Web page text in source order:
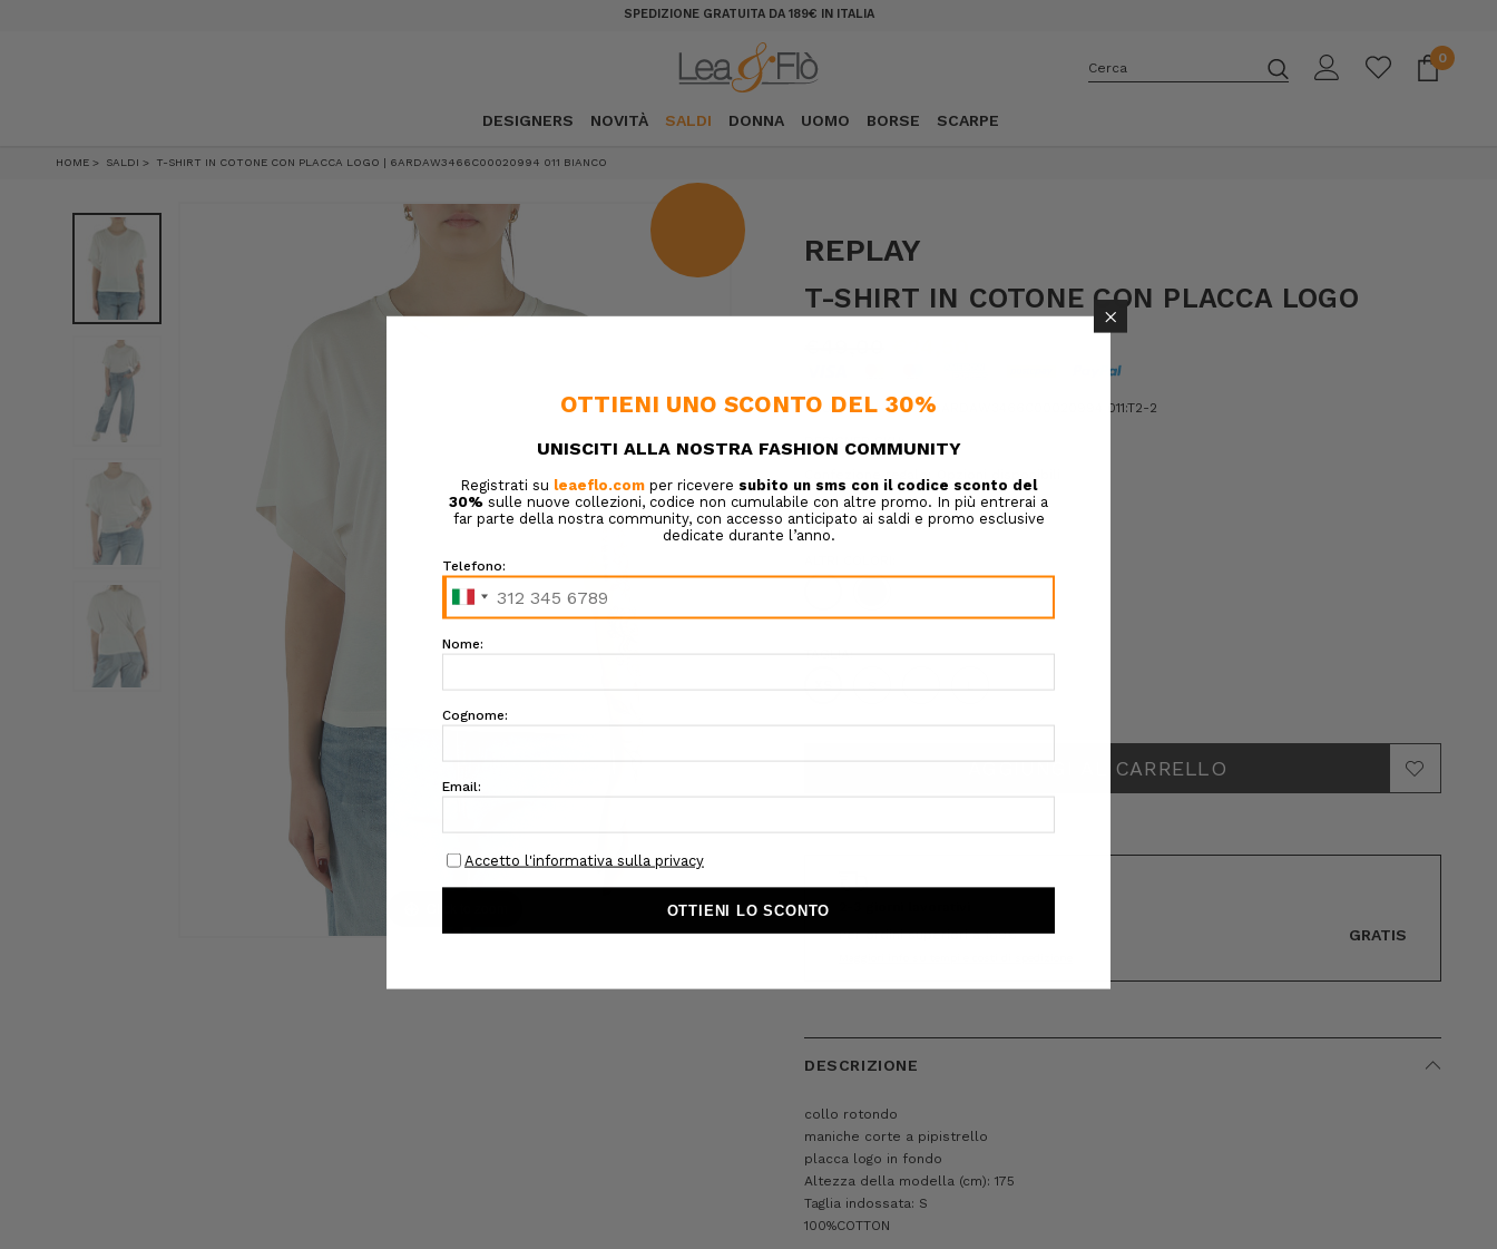
SPEDIZIONE GRATUITA DA 189€ IN ITALIA
Cerca
0
DESIGNERS NOVITÀ SALDI DONNA UOMO BORSE SCARPE
HOME SALDI T-SHIRT IN COTONE CON PLACCA LOGO | 6ARDAW3466C00020994 011 BIANCO
REPLAY
T-SHIRT IN COTONE CON PLACCA LOGO
SKU: 6ARDAW3466C00020994 011:T2-2
DESIGNER SKU:
COLORE: BIANCO
Per ordini superiori a 189€
GRATIS
DESCRIZIONE
collo rotondo
maniche corte a pipistrello
placca logo in fondo
Altezza della modella (cm): 175
Taglia indossata: S
100%COTTON
×